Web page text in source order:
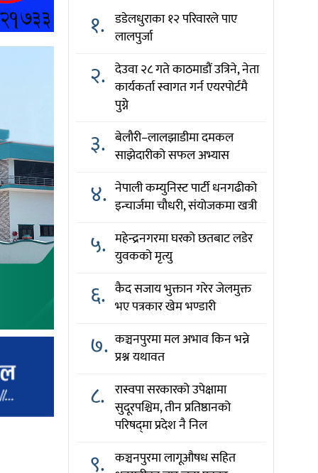
१. डडेलधुराका १२ परिवारले पाए
लालपुर्जा
२. देउवा २८ गते काठमाडौं उत्रिने, नेता
कार्यकर्ता स्वागत गर्न एयरपोर्टमै
पुग्ने
३. बेलौरी–लालझाडीमा दमकल
साझेदारीको सफल अभ्यास
४. नेपाली कम्युनिस्ट पार्टी धनगढीको
इन्चार्जमा चौधरी, संयोजकमा खत्री
५. महेन्द्रनगरमा घरको छतबाट लडेर
युवकको मृत्यु
६. कैद सजाय भुक्तान गरेर जेलमुक्त
भए पत्रकार खेम भण्डारी
७. कञ्चनपुरमा मल अभाव किन भन्ने
प्रश्न यथावत
८. रास्वपा सरकारको उपेक्षामा
सुदूरपश्चिम, तीन प्रतिष्ठानको
परिषद्‌मा प्रदेश नै निल
९. कञ्चनपुरमा लागूऔषध सहित